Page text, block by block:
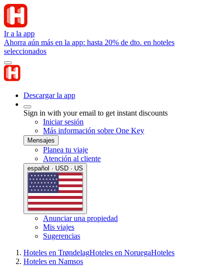
Ir a la app
Ahorra aún más en la app: hasta 20% de dto. en hoteles
seleccionados
Descargar la app
Sign in with your email to get instant discounts
Iniciar sesión
Más información sobre One Key
Mensajes
Planea tu viaje
Atención al cliente
español · USD · US
Anunciar una propiedad
Mis viajes
Sugerencias
Hoteles en TrøndelagHoteles en NoruegaHoteles
Hoteles en Namsos